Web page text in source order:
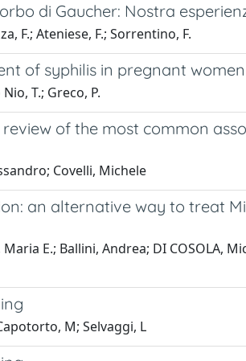
di Gaucher: Nostra
F.; Ateniese, F.; Sorrentino, F.
of syphilis in pregnant women
T.; Greco, P.
of the most common
Covelli, Michele
an alternative way to treat
E.; Ballini, Andrea; DI COSOLA,
M; Selvaggi, L